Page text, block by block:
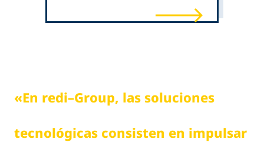
«En redi–Group, las soluciones
tecnológicas consisten en impulsar